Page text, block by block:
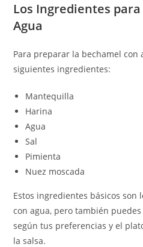
Los Ingredientes
Agua
Para preparar la bechamel con
siguientes ingredientes:
Mantequilla
Harina
Agua
Sal
Pimienta
Nuez moscada
Estos ingredientes básicos son
con agua, pero también
según tus preferencias y el
la salsa.